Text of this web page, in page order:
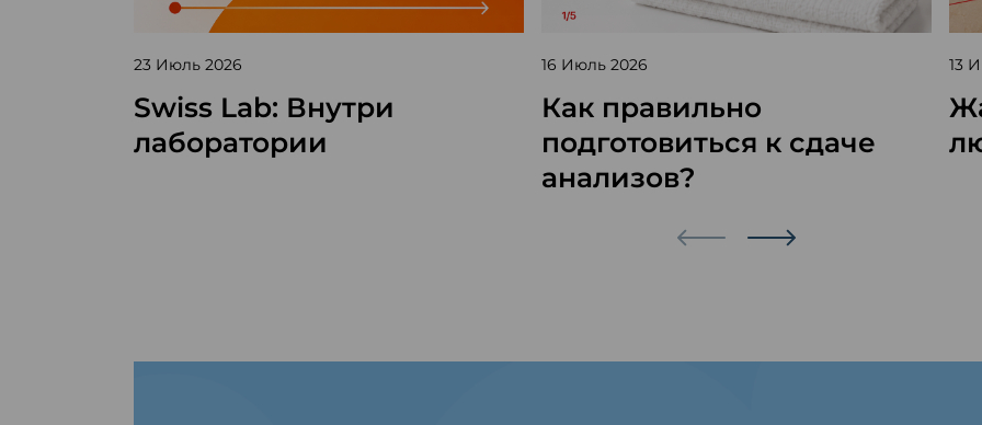
23 Июль 2026
Swiss Lab: Внутри
лаборатории
16 Июль 2026
Как правильно
подготовиться к сдаче
анализов?
13